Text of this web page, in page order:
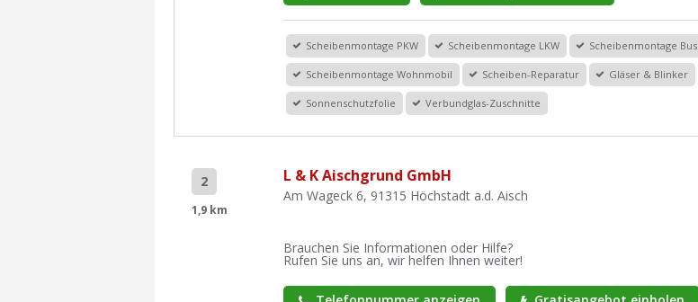
Scheibenmontage PKW Scheibenmontage LKW Scheibenmontage Bus
Scheibenmontage Wohnmobil Scheiben-Reparatur Gläser & Blinker
Sonnenschutzfolie Verbundglas-Zuschnitte
2
1,9 km
L & K Aischgrund GmbH
Am Wageck 6, 91315 Höchstadt a.d. Aisch
Brauchen Sie Informationen oder Hilfe?
Rufen Sie uns an, wir helfen Ihnen weiter!